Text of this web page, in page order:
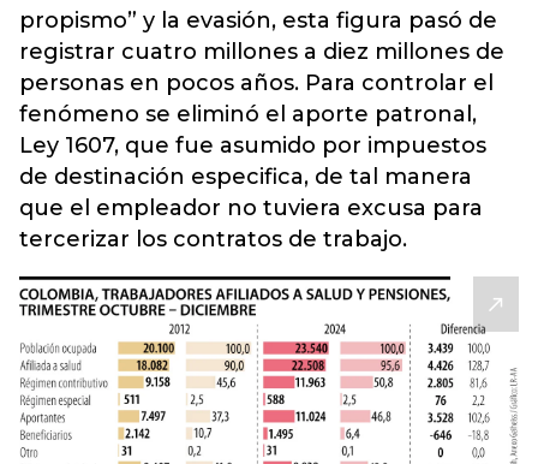
propismo” y la evasión, esta figura pasó de
registrar cuatro millones a diez millones de
personas en pocos años. Para controlar el
fenómeno se eliminó el aporte patronal,
Ley 1607, que fue asumido por impuestos
de destinación especifica, de tal manera
que el empleador no tuviera excusa para
tercerizar los contratos de trabajo.